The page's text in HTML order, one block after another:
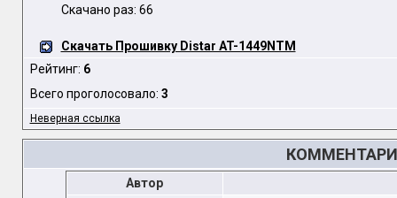
Скачано раз: 66
Скачать Прошивку Distar AT-1449NTM
Рейтинг: 6
Всего проголосовало: 3
Неверная ссылка
Автор